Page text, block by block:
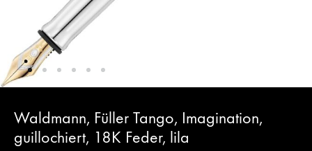
Waldmann, Füller Tango, Imagination,
guillochiert, 18K Feder, lila